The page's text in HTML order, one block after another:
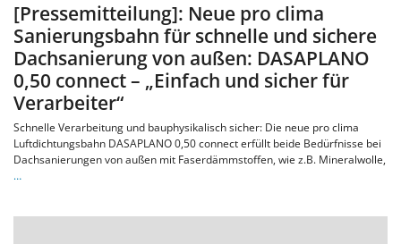
[Pressemitteilung]: Neue pro clima
Sanierungsbahn für schnelle und sichere
Dachsanierung von außen: DASAPLANO
0,50 connect – „Einfach und sicher für
Verarbeiter“
Schnelle Verarbeitung und bauphysikalisch sicher: Die neue pro clima
Luftdichtungsbahn DASAPLANO 0,50 connect erfüllt beide Bedürfnisse bei
Dachsanierungen von außen mit Faserdämmstoffen, wie z.B. Mineralwolle,
…